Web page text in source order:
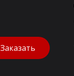
Заказать